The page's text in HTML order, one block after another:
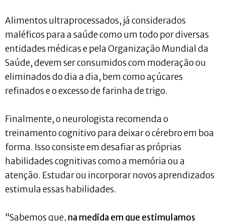
Alimentos ultraprocessados, já considerados
maléficos para a saúde como um todo por diversas
entidades médicas e pela Organização Mundial da
Saúde, devem ser consumidos com moderação ou
eliminados do dia a dia, bem como açúcares
refinados e o excesso de farinha de trigo.
Finalmente, o neurologista recomenda o
treinamento cognitivo para deixar o cérebro em boa
forma. Isso consiste em desafiar as próprias
habilidades cognitivas como a memória ou a
atenção. Estudar ou incorporar novos aprendizados
estimula essas habilidades.
“Sabemos que, na medida em que estimulamos